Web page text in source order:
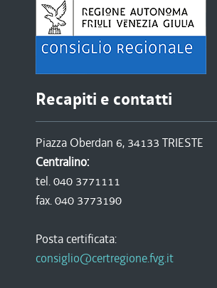
Recapiti e contatti
Piazza Oberdan 6, 34133 TRIESTE
Centralino:
tel. 040 3771111
fax. 040 3773190
Posta certificata:
consiglio@certregione.fvg.it